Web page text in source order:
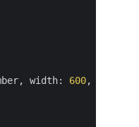
width: 600, height: